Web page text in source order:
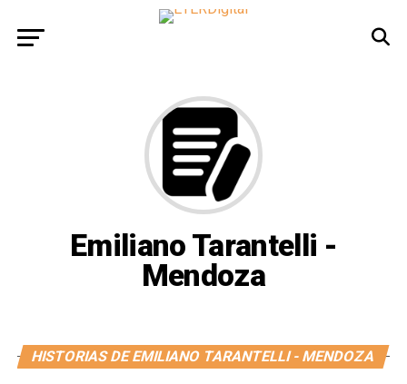
Emiliano Tarantelli -
Mendoza
HISTORIAS DE EMILIANO TARANTELLI - MENDOZA